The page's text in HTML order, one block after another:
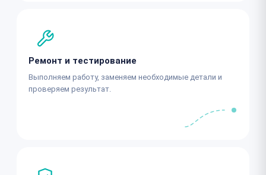
Ремонт и тестирование
Выполняем работу, заменяем необходимые детали и
проверяем результат.